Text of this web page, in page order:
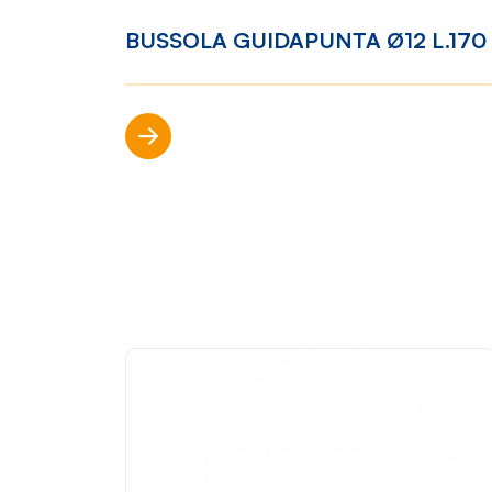
Mondo Cropelli
BUSSOLA GUIDAPUNTA Ø12 L.170
Scopri di più